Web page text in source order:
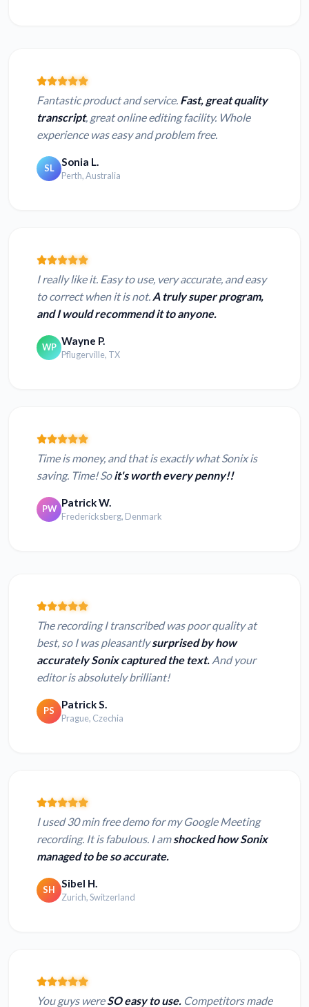
Fantastic product and service. Fast, great quality
transcript, great online editing facility. Whole
experience was easy and problem free.
SL Sonia L.
Perth, Australia
I really like it. Easy to use, very accurate, and easy
to correct when it is not. A truly super program,
and I would recommend it to anyone.
WP Wayne P.
Pflugerville, TX
Time is money, and that is exactly what Sonix is
saving. Time! Soit's worth every penny!!
PW Patrick W.
Fredericksberg, Denmark
The recording I transcribed was poor quality at
best, so I was pleasantlysurprised by how
accurately Sonix captured the text. And your
editor is absolutely brilliant!
PS Patrick S.
Prague, Czechia
I used 30 min free demo for my Google Meeting
recording. It is fabulous. I amshocked how Sonix
managed to be so accurate.
SH Sibel H.
Zurich, Switzerland
You guys wereSO easy to use. Competitors made